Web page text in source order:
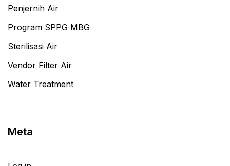
Penjernih Air
Program SPPG MBG
Sterilisasi Air
Vendor Filter Air
Water Treatment
Meta